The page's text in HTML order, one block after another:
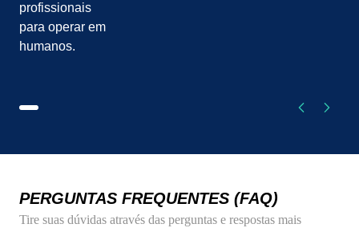
profissionais
para operar em
humanos.
PERGUNTAS FREQUENTES (FAQ)
Tire suas dúvidas através das perguntas e respostas mais